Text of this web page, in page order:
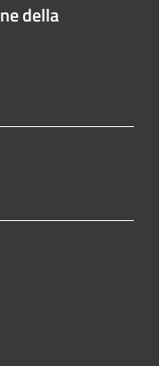
della